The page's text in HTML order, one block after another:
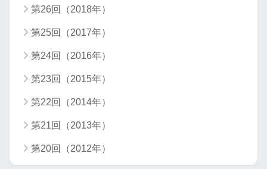
第26回（2018年）
第25回（2017年）
第24回（2016年）
第23回（2015年）
第22回（2014年）
第21回（2013年）
第20回（2012年）